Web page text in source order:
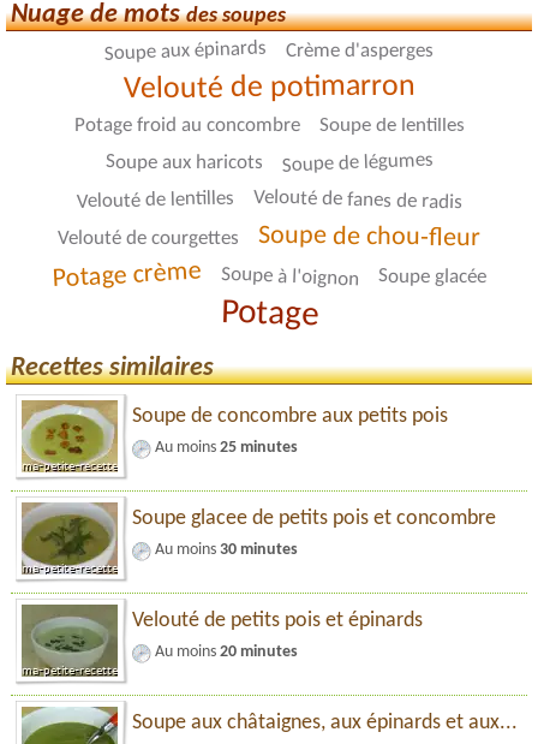
Nuage de motsdes soupes
Soupe aux épinards Crème d'asperges
Velouté de potimarron
Potage froid au concombre Soupe de lentilles
Soupe aux haricots Soupe de légumes
Velouté de lentilles Velouté de fanes de radis
Velouté de courgettes Soupe de chou-fleur
Potage crème Soupe à l'oignon Soupe glacée
Potage
Recettes similaires
Soupe de concombre aux petits pois
Au moins 25 minutes
Soupe glacee de petits pois et concombre
Au moins 30 minutes
Velouté de petits pois et épinards
Au moins 20 minutes
Soupe aux châtaignes, aux épinards et aux...